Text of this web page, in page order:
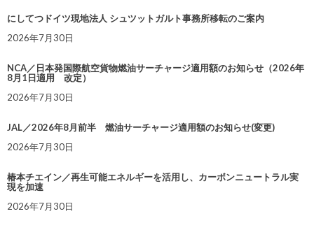
にしてつドイツ現地法人 シュツットガルト事務所移転のご案内
2026年7月30日
NCA／日本発国際航空貨物燃油サーチャージ適用額のお知らせ（2026年
8月1日適用 改定）
2026年7月30日
JAL／2026年8月前半 燃油サーチャージ適用額のお知らせ(変更)
2026年7月30日
椿本チエイン／再生可能エネルギーを活用し、カーボンニュートラル実
現を加速
2026年7月30日